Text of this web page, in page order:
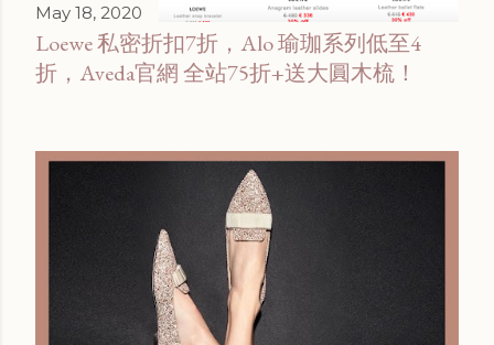
May 18, 2020
Loewe 私密折扣7折，Alo 瑜珈系列低至4
折，Aveda官網 全站75折+送大圓木梳！